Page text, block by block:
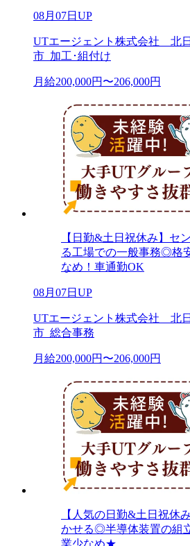
08月07日UP
UTエージェント株式会社 北
市_加工･組付け
月給200,000円〜206,000円
【日勤&土日祝休み】セ
る工場での一般事務◎格
なめ！車通勤OK
08月07日UP
UTエージェント株式会社 北
市_総合事務
月給200,000円〜206,000円
【人気の日勤&土日祝休
かせる◎半導体装置の組